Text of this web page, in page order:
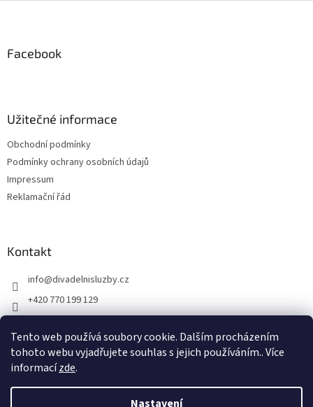
Tento web používá soubory cookie. Dalším procházením
tohoto webu vyjadřujete souhlas s jejich používáním.. Více
informacízde.
Nastavení
Facebook
Užitečné informace
Obchodní podmínky
Podmínky ochrany osobních údajů
Impressum
Reklamační řád
Kontakt
info@divadelnisluzby.cz
+420 770 199 129
Divadelní služby Plzeň
divadelni_sluzby_plzen